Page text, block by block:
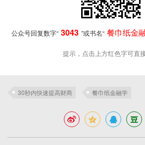
公众号回复数字“ 3043 ”或书名“ 餐巾纸金
提示，点击上方红色字可直
30秒内快速提高财商 餐巾纸金融学